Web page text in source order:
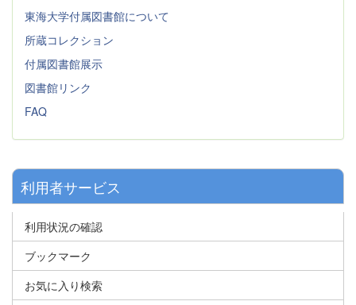
東海大学付属図書館について
所蔵コレクション
付属図書館展示
図書館リンク
FAQ
利用者サービス
利用状況の確認
ブックマーク
お気に入り検索